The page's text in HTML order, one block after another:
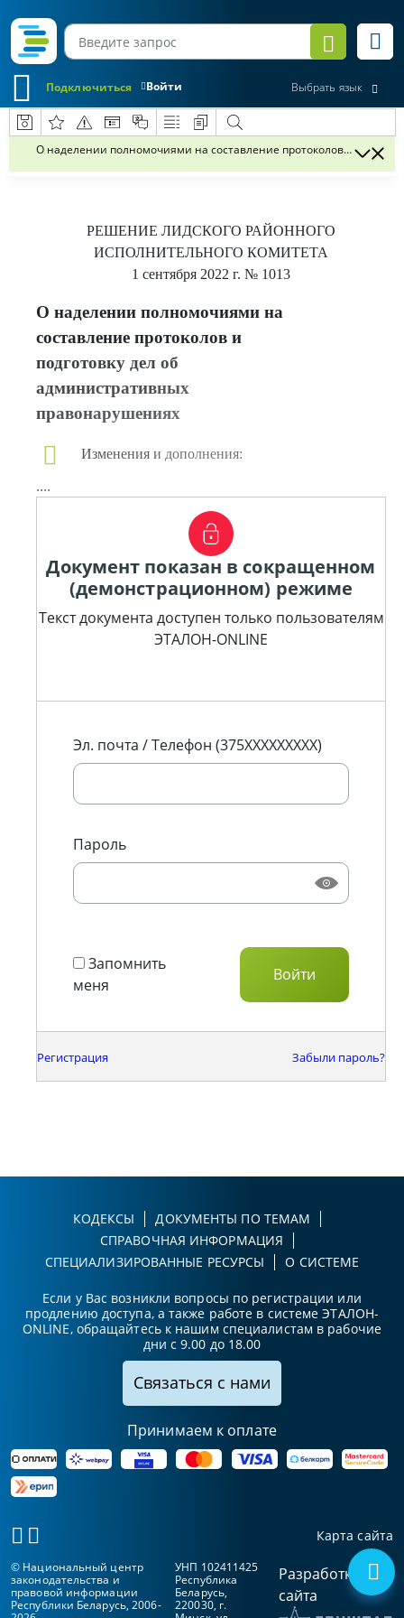
Войти
Подключиться Выбрать язык
О наделении полномочиями на составление протоколов и
РЕШЕНИЕ ЛИДСКОГО РАЙОННОГО
ИСПОЛНИТЕЛЬНОГО КОМИТЕТА
1 сентября 2022 г. № 1013
О наделении полномочиями на
составление протоколов и
подготовку дел об
административных
правонарушениях
Изменения и дополнения:
....
Документ показан в сокращенном
(демонстрационном) режиме
Текст документа доступен только пользователям
ЭТАЛОН-ONLINE
Эл. почта / Телефон (375XXXXXXXXX)
Пароль
Запомнить
меня
Регистрация Забыли пароль?
КОДЕКСЫ
ДОКУМЕНТЫ ПО ТЕМАМ
СПРАВОЧНАЯ ИНФОРМАЦИЯ
СПЕЦИАЛИЗИРОВАННЫЕ РЕСУРСЫ
О СИСТЕМЕ
Если у Вас возникли вопросы по регистрации или
продлению доступа, а также работе в системе ЭТАЛОН-
ONLINE, обращайтесь к нашим специалистам в рабочие
дни с 9.00 до 18.00
Связаться с нами
Принимаем к оплате
Карта сайта
© Национальный центр
законодательства и
правовой информации
Республики Беларусь, 2006-
УНП 102411425
Республика
Беларусь,
220030, г.
Разработка
сайта